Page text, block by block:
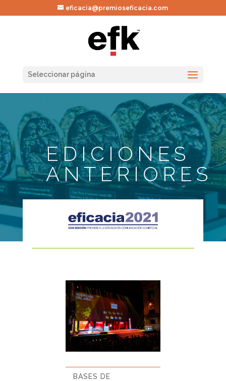
eficacia@premioseficacia.com
Seleccionar página
EDICIONES
ANTERIORES
BASES DE